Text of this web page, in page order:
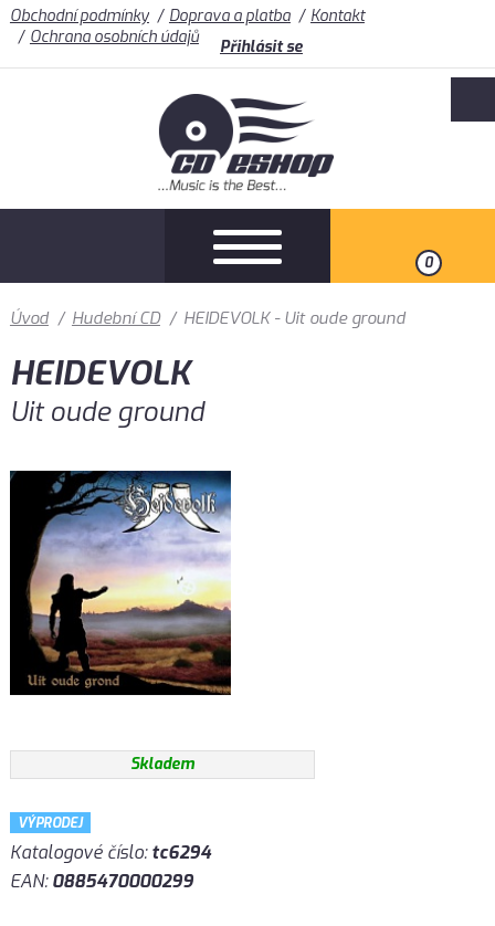
Obchodní podmínky Doprava a platba
Kontakt
Ochrana osobních údajů
Přihlásit se
0
Úvod / Hudební CD / HEIDEVOLK - Uit oude ground
HEIDEVOLK
Uit oude ground
Skladem
VÝPRODEJ
Katalogové číslo:tc6294
EAN:0885470000299